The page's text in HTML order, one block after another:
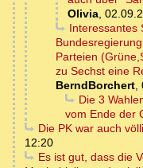
Olivia,
Interessantes
Parteien
zu Sechst eine
BerndBorchert,
Die 3
vom Ende der
Die PK war auch
12:20
Es ist gut, dass die